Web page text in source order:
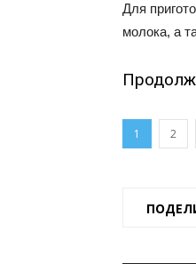
Для
молока, а
1 2